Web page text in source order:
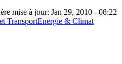
mise à jour: Jan 29, 2010 - 08:22
TransportEnergie & Climat